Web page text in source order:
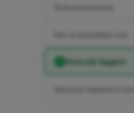
Non si incendiano mai
Sono più leggere
Nessuna risposta è